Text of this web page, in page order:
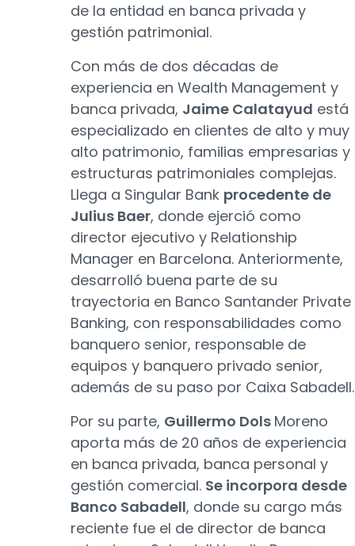
de la entidad en banca privada y
gestión patrimonial.
Con más de dos décadas de
experiencia en Wealth Management y
banca privada, Jaime Calatayud está
especializado en clientes de alto y muy
alto patrimonio, familias empresarias y
estructuras patrimoniales complejas.
Llega a Singular Bank procedente de
Julius Baer, donde ejerció como
director ejecutivo y Relationship
Manager en Barcelona. Anteriormente,
desarrolló buena parte de su
trayectoria en Banco Santander Private
Banking, con responsabilidades como
banquero senior, responsable de
equipos y banquero privado senior,
además de su paso por Caixa Sabadell.
Por su parte, Guillermo Dols Moreno
aporta más de 20 años de experiencia
en banca privada, banca personal y
gestión comercial. Se incorpora desde
Banco Sabadell, donde su cargo más
reciente fue el de director de banca